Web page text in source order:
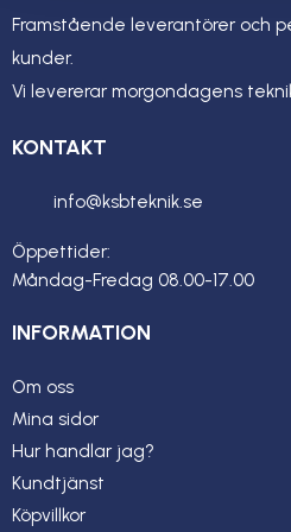
Framstående leverantörer och
kunder.
Vi levererar morgondagens
KONTAKT
info@ksbteknik.se
Öppettider:
Måndag-Fredag 08.00-17.00
INFORMATION
Om oss
Mina sidor
Hur handlar jag?
Kundtjänst
Köpvillkor